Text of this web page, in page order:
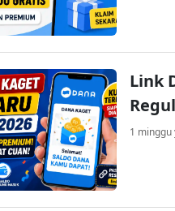
Link
1 minggu